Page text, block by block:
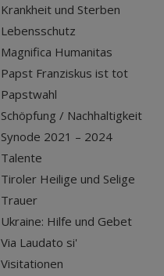
Krankheit und Sterben
Lebensschutz
Magnifica Humanitas
Papst Franziskus ist tot
Papstwahl
Schöpfung / Nachhaltigkeit
Synode 2021 – 2024
Talente
Tiroler Heilige und Selige
Trauer
Ukraine: Hilfe und Gebet
Via Laudato si'
Visitationen